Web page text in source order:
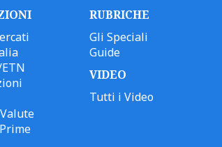
RUBRICHE
Gli Speciali
Guide
VIDEO
Tutti i Video